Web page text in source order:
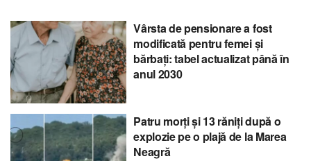
Vârsta de pensionare a fost
modificată pentru femei și
bărbați: tabel actualizat până în
anul 2030
Patru morți și 13 răniți după o
explozie pe o plajă de la Marea
Neagră